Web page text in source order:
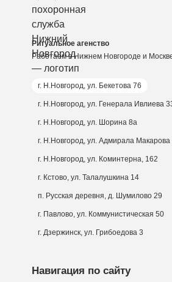
Ритуальное агенство
Работаем в Нижнем Новгороде и
г. Н.Новгород, ул. Бекетова 76
г. Н.Новгород, ул. Генерала Ивлиева
г. Н.Новгород, ул. Шорина 8а
г. Н.Новгород, ул. Адмирала Макарова
г. Н.Новгород, ул. Коминтерна, 162
г. Кстово, ул. Талалушкина 14
п. Русская деревня, д. Шумилово 29
г. Павлово, ул. Коммунистическая 50
г. Дзержинск, ул. Грибоедова 3
Навигация по сайту